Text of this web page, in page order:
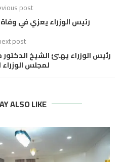
post
رئيس الوزراء يعزي في
post
رئيس الوزراء يهنئ الشيخ
لمجلس
ALSO LIKE